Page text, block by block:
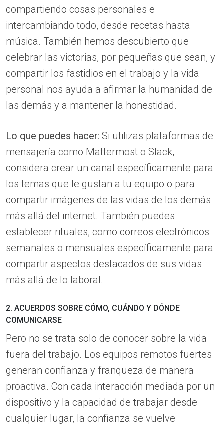
compartiendo cosas personales e
intercambiando todo, desde recetas hasta
música. También hemos descubierto que
celebrar las victorias, por pequeñas que sean, y
compartir los fastidios en el trabajo y la vida
personal nos ayuda a afirmar la humanidad de
las demás y a mantener la honestidad.
Lo que puedes hacer: Si utilizas plataformas de
mensajería como Mattermost o Slack,
considera crear un canal específicamente para
los temas que le gustan a tu equipo o para
compartir imágenes de las vidas de los demás
más allá del internet. También puedes
establecer rituales, como correos electrónicos
semanales o mensuales específicamente para
compartir aspectos destacados de sus vidas
más allá de lo laboral.
2. ACUERDOS SOBRE CÓMO, CUÁNDO Y DÓNDE
COMUNICARSE
Pero no se trata solo de conocer sobre la vida
fuera del trabajo. Los equipos remotos fuertes
generan confianza y franqueza de manera
proactiva. Con cada interacción mediada por un
dispositivo y la capacidad de trabajar desde
cualquier lugar, la confianza se vuelve